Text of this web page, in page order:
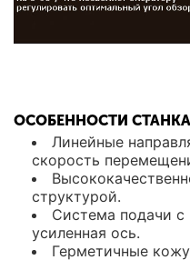
ОСОБЕННОСТИ СТАНКА
Линейные
скорость
структурой.
Система подачи
усиленная ось.
Герметичные